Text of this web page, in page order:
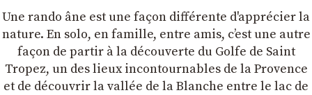
Une rando âne est une façon différente d'apprécier la
nature. En solo, en famille, entre amis, cʼest une autre
façon de partir à la découverte du Golfe de Saint
Tropez, un des lieux incontournables de la Provence
et de découvrir la vallée de la Blanche entre le lac de